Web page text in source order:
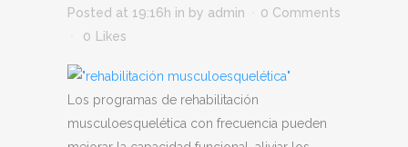
Posted at 19:16h in by admin
0 Comments
0
Likes
Los programas de rehabilitación
musculoesquelética con frecuencia pueden